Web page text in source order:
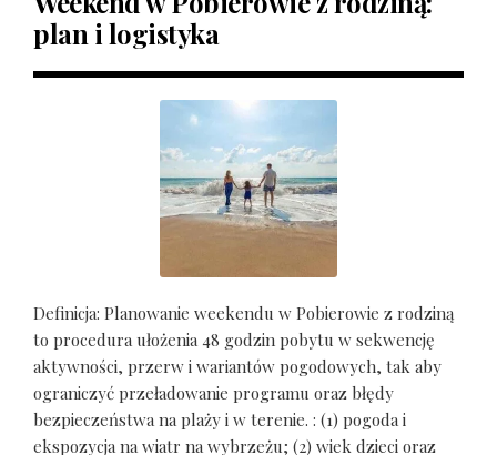
plan i logistyka
Definicja: Planowanie weekendu w Pobierowie z rodziną
to procedura ułożenia 48 godzin pobytu w sekwencję
aktywności, przerw i wariantów pogodowych, tak aby
ograniczyć przeładowanie programu oraz błędy
bezpieczeństwa na plaży i w terenie. : (1) pogoda i
ekspozycja na wiatr na wybrzeżu; (2) wiek dzieci oraz